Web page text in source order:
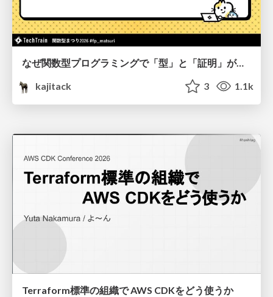
なぜ関数型プログラミングで「型」と「証明」が語られるのか #fp_matsuri
kajitack
3 1.1k
Terraform標準の組織で AWS CDKをどう使うか